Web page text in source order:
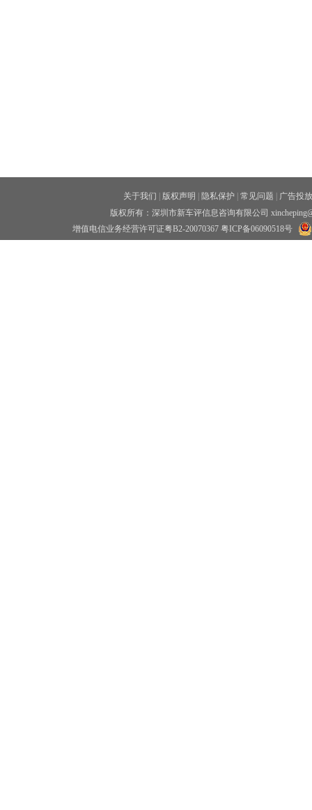
关于我们 版权声明 隐私保护 常见问题
广告投放
版权所有：深圳市新车评信息咨询有限公司
增值电信业务经营许可证粤B2-20070367 粤ICP备06090518号